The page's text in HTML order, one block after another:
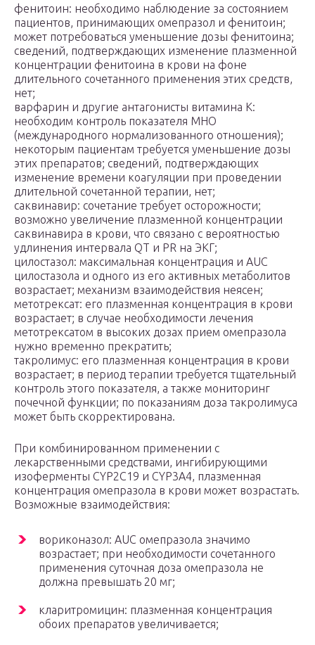
фенитоин: необходимо наблюдение за состоянием
пациентов, принимающих омепразол и фенитоин;
может потребоваться уменьшение дозы фенитоина;
сведений, подтверждающих изменение плазменной
концентрации фенитоина в крови на фоне
длительного сочетанного применения этих средств,
нет;
варфарин и другие антагонисты витамина К:
необходим контроль показателя МНО
(международного нормализованного отношения);
некоторым пациентам требуется уменьшение дозы
этих препаратов; сведений, подтверждающих
изменение времени коагуляции при проведении
длительной сочетанной терапии, нет;
саквинавир: сочетание требует осторожности;
возможно увеличение плазменной концентрации
саквинавира в крови, что связано с вероятностью
удлинения интервала QT и PR на ЭКГ;
цилостазол: максимальная концентрация и AUC
цилостазола и одного из его активных метаболитов
возрастает; механизм взаимодействия неясен;
метотрексат: его плазменная концентрация в крови
возрастает; в случае необходимости лечения
метотрексатом в высоких дозах прием омепразола
нужно временно прекратить;
такролимус: его плазменная концентрация в крови
возрастает; в период терапии требуется тщательный
контроль этого показателя, а также мониторинг
почечной функции; по показаниям доза такролимуса
может быть скорректирована.
При комбинированном применении с
лекарственными средствами, ингибирующими
изоферменты CYP2C19 и CYP3A4, плазменная
концентрация омепразола в крови может возрастать.
Возможные взаимодействия:
вориконазол: AUC омепразола значимо
возрастает; при необходимости сочетанного
применения суточная доза омепразола не
должна превышать 20 мг;
кларитромицин: плазменная концентрация
обоих препаратов увеличивается;